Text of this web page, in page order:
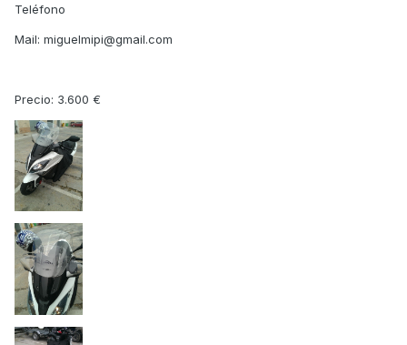
Teléfono
Mail: miguelmipi@gmail.com
Precio: 3.600 €